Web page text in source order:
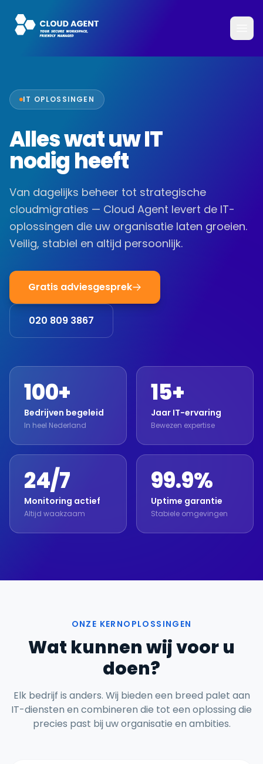
IT OPLOSSINGEN
Alles wat uw IT
nodig heeft
Van dagelijks beheer tot strategische
cloudmigraties — Cloud Agent levert de IT-
oplossingen die uw organisatie laten groeien.
Veilig, stabiel en altijd persoonlijk.
Gratis adviesgesprek
020 809 3867
100+
Bedrijven begeleid
In heel Nederland
15+
Jaar IT-ervaring
Bewezen expertise
24/7
Monitoring actief
Altijd waakzaam
99.9%
Uptime garantie
Stabiele omgevingen
ONZE KERNOPLOSSINGEN
Wat kunnen wij voor u
doen?
Elk bedrijf is anders. Wij bieden een breed palet aan
IT-diensten en combineren die tot een oplossing die
precies past bij uw organisatie en ambities.